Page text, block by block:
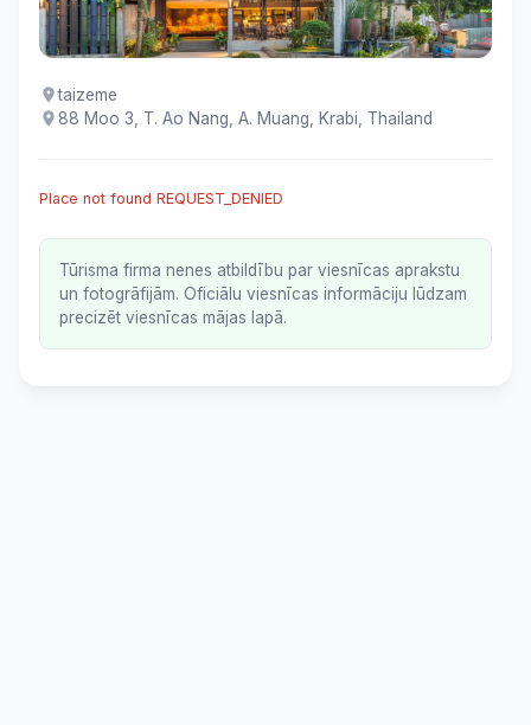
taizeme
88 Moo 3, T. Ao Nang, A. Muang, Krabi, Thailand
Place not found REQUEST_DENIED
Tūrisma firma nenes atbildību par viesnīcas aprakstu
un fotogrāfijām. Oficiālu viesnīcas informāciju lūdzam
precizēt viesnīcas mājas lapā.